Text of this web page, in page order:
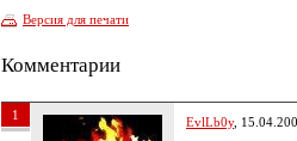
Версия для печати
Комментарии
1 EvlLb0y,